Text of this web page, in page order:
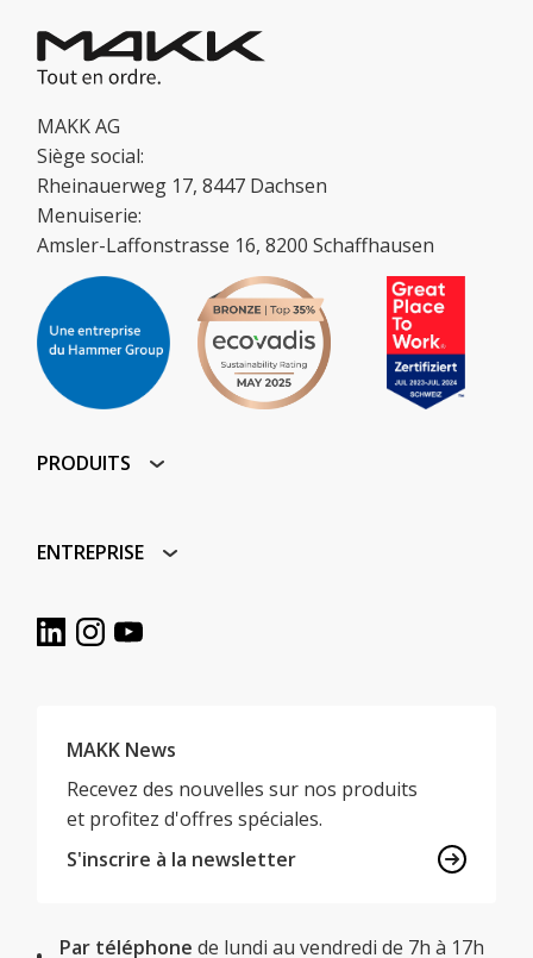
MAKK AG
Siège social:
Rheinauerweg 17, 8447 Dachsen
Menuiserie:
Amsler-Laffonstrasse 16, 8200 Schaffhausen
PRODUITS
ENTREPRISE
MAKK News
Recevez des nouvelles sur nos produits
et profitez d'offres spéciales.
S'inscrire à la newsletter
Par téléphone de lundi au vendredi de 7h à 17h